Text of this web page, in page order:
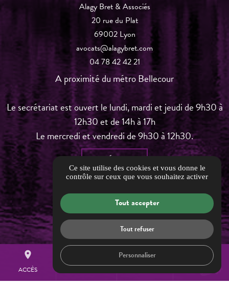
place
ACCÈS
mail
Alagy Bret & Associés
20 rue du Plat
69002 Lyon
avocats@alagybret.com
04 78 42 42 21
A proximité du métro Bellecour
Le secrétariat est ouvert le lundi, mardi et jeudi de 9h30 à
12h30 et de 14h à 17h
Le mercredi et vendredi de 9h30 à 12h30.
ITINÉRAIRE
Informations complémentaires
Mentions légales
Politique de confidentialité
Barème d'honoraires
Gestion des cookies
Ce site utilise des cookies et vous donne le
contrôle sur ceux que vous souhaitez activer
Tout accepter
Tout refuser
Personnaliser